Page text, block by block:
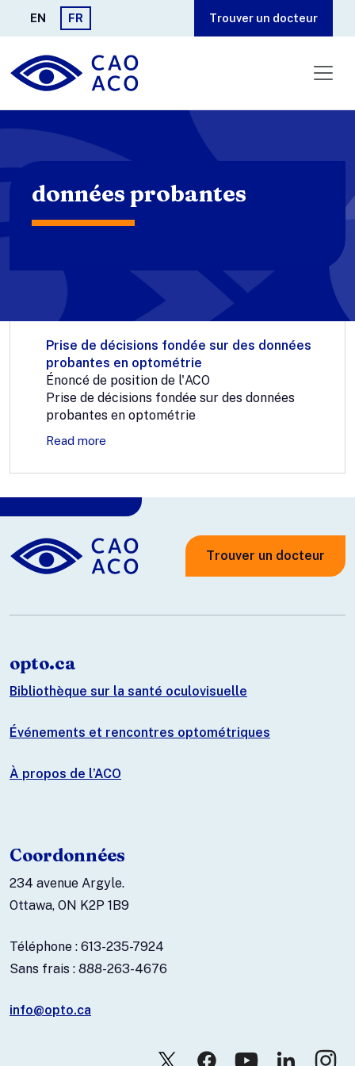
Aller au contenu principal
EN FR Trouver un docteur
données probantes
Prise de décisions fondée sur des données
probantes en optométrie
Énoncé de position de l'ACO
Prise de décisions fondée sur des données
probantes en optométrie
Read more
Trouver un docteur
opto.ca
Bibliothèque sur la santé oculovisuelle
Événements et rencontres optométriques
À propos de l’ACO
Coordonnées
234 avenue Argyle.
Ottawa, ON K2P 1B9
Téléphone : 613-235-7924
Sans frais : 888-263-4676
info@opto.ca